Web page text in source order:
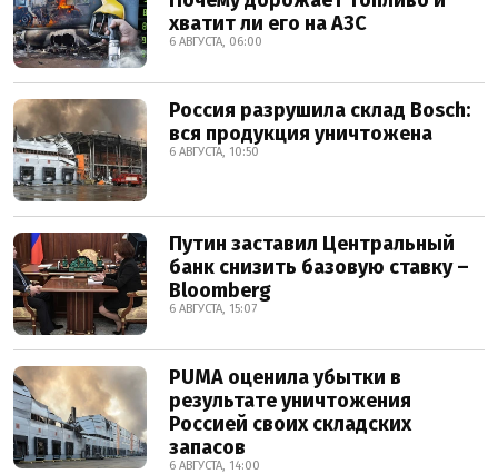
хватит ли его на АЗС
6 АВГУСТА, 06:00
Россия разрушила склад Bosch:
вся продукция уничтожена
6 АВГУСТА, 10:50
Путин заставил Центральный
банк снизить базовую ставку –
Bloomberg
6 АВГУСТА, 15:07
PUMA оценила убытки в
результате уничтожения
Россией своих складских
запасов
6 АВГУСТА, 14:00